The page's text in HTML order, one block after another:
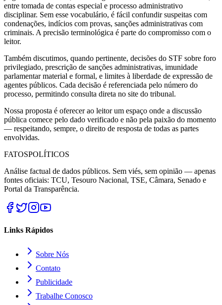
entre tomada de contas especial e processo administrativo
disciplinar. Sem esse vocabulário, é fácil confundir suspeitas com
condenações, indícios com provas, sanções administrativas com
criminais. A precisão terminológica é parte do compromisso com o
leitor.
Também discutimos, quando pertinente, decisões do STF sobre foro
privilegiado, prescrição de sanções administrativas, imunidade
parlamentar material e formal, e limites à liberdade de expressão de
agentes públicos. Cada decisão é referenciada pelo número do
processo, permitindo consulta direta no site do tribunal.
Nossa proposta é oferecer ao leitor um espaço onde a discussão
pública comece pelo dado verificado e não pela paixão do momento
— respeitando, sempre, o direito de resposta de todas as partes
envolvidas.
FATOSPOLÍTICOS
Análise factual de dados públicos. Sem viés, sem opinião — apenas
fontes oficiais: TCU, Tesouro Nacional, TSE, Câmara, Senado e
Portal da Transparência.
Links Rápidos
Sobre Nós
Contato
Publicidade
Trabalhe Conosco